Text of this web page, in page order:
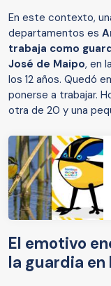
En este contexto,
departamentos es
trabaja como
José de Maipo, en
los 12 años. Quedó
ponerse a trabajar.
otra de 20 y una
El emotivo
la guardia en